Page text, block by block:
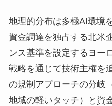
地理的分布は多極AI環境
資金調達を独占する北米
ンス基準を設定するヨー
戦略を通じて技術主権を
の規制アプローチの分岐
地域の軽いタッチ）と資